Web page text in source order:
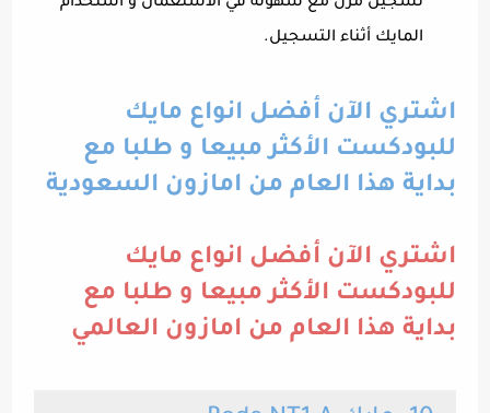
المايك أثناء التسجيل.
اشتري الآن أفضل انواع مايك
للبودكست الأكثر مبيعا و طلبا مع
بداية هذا العام من امازون السعودية
اشتري الآن أفضل انواع مايك
للبودكست الأكثر مبيعا و طلبا مع
بداية هذا العام من امازون العالمي